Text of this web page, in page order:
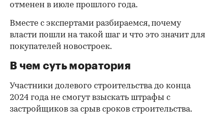
отменен в июле прошлого года.
Вместе с экспертами разбираемся, почему
власти пошли на такой шаг и что это значит для
покупателей новостроек.
В чем суть моратория
Участники долевого строительства до конца
2024 года не смогут взыскать штрафы с
застройщиков за срыв сроков строительства.